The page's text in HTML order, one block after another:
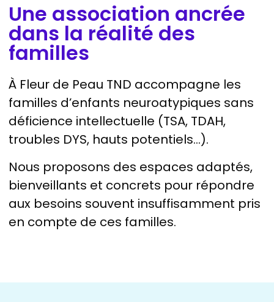
Une association ancrée
dans la réalité des
familles
À Fleur de Peau TND accompagne les
familles d’enfants neuroatypiques sans
déficience intellectuelle (TSA, TDAH,
troubles DYS, hauts potentiels…).
Nous proposons des espaces adaptés,
bienveillants et concrets pour répondre
aux besoins souvent insuffisamment pris
en compte de ces familles.